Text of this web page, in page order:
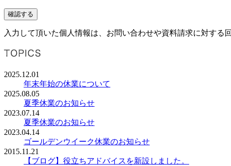
入力して頂いた個人情報は、お問い合わせや資料請求に対する
2025.12.01
年末年始の休業について
2025.08.05
夏季休業のお知らせ
2023.07.14
夏季休業のお知らせ
2023.04.14
ゴールデンウイーク休業のお知らせ
2015.11.21
【ブログ】役立ちアドバイスを新設しました。